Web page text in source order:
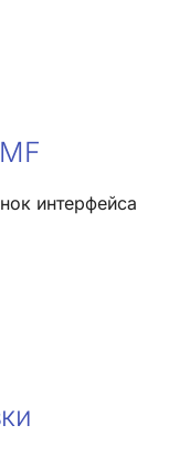
интерфейса